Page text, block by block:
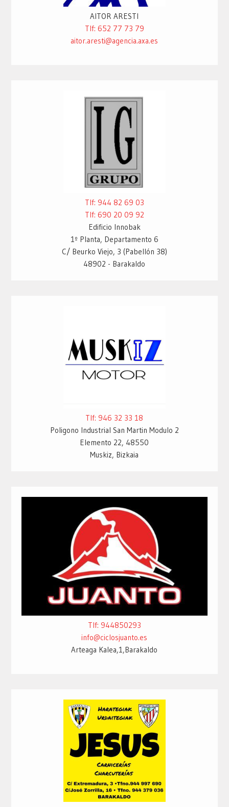
AITOR ARESTI
Tlf: 652 77 73 79
aitor.aresti@agencia.axa.es
Tlf: 944 82 69 03
Tlf: 690 20 09 92
Edificio Innobak
1º Planta, Departamento 6
C/ Beurko Viejo, 3 (Pabellón 38)
48902 - Barakaldo
Tlf: 946 32 33 18
Poligono Industrial San Martin Modulo 2
Elemento 22, 48550
Muskiz, Bizkaia
Tlf: 944850293
info@ciclosjuanto.es
Arteaga Kalea,1,Barakaldo